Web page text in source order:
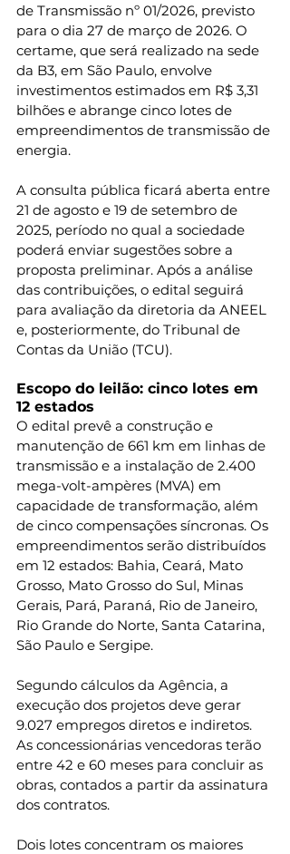
de Transmissão nº 01/2026, previsto
para o dia 27 de março de 2026. O
certame, que será realizado na sede
da B3, em São Paulo, envolve
investimentos estimados em R$ 3,31
bilhões e abrange cinco lotes de
empreendimentos de transmissão de
energia.
A consulta pública ficará aberta entre
21 de agosto e 19 de setembro de
2025, período no qual a sociedade
poderá enviar sugestões sobre a
proposta preliminar. Após a análise
das contribuições, o edital seguirá
para avaliação da diretoria da ANEEL
e, posteriormente, do Tribunal de
Contas da União (TCU).
Escopo do leilão: cinco lotes em
12 estados
O edital prevê a construção e
manutenção de 661 km em linhas de
transmissão e a instalação de 2.400
mega-volt-ampères (MVA) em
capacidade de transformação, além
de cinco compensações síncronas. Os
empreendimentos serão distribuídos
em 12 estados: Bahia, Ceará, Mato
Grosso, Mato Grosso do Sul, Minas
Gerais, Pará, Paraná, Rio de Janeiro,
Rio Grande do Norte, Santa Catarina,
São Paulo e Sergipe.
Segundo cálculos da Agência, a
execução dos projetos deve gerar
9.027 empregos diretos e indiretos.
As concessionárias vencedoras terão
entre 42 e 60 meses para concluir as
obras, contados a partir da assinatura
dos contratos.
Dois lotes concentram os maiores